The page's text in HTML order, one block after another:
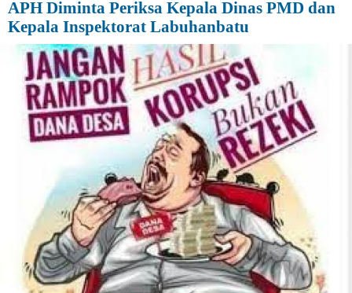
APH Diminta Periksa Kepala Dinas PMD dan
Kepala Inspektorat Labuhanbatu